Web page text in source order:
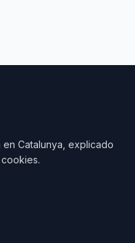
Catalunya, explicado